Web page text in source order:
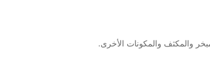
والمكثف والمكونات الأخرى.